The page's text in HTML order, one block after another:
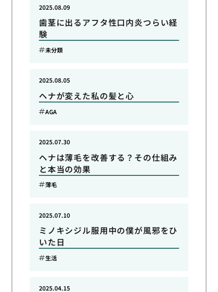
歯茎に出るアフタ性口内炎つらい経
験
2025.08.09
未分類
ヘナが変えた私の髪と心
2025.08.05
AGA
ヘナは薄毛を改善する？その仕組み
と本当の効果
2025.07.30
薄毛
ミノキシジル服用中の僕が風邪をひ
いた日
2025.07.10
生活
2025.04.15